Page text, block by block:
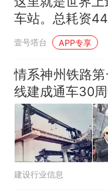
车站。总耗资
成
壹号塔台 APP专享
情系神州铁路
线建成通车30
建设行业信息